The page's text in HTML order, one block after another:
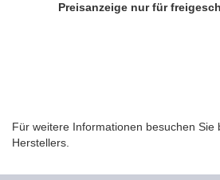
Preisanzeige nur für
Für weitere Informationen besuchen Sie
Herstellers.